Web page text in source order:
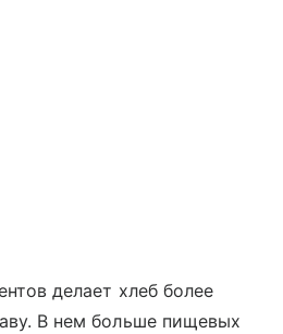
делает хлеб более
В нем больше пищевых